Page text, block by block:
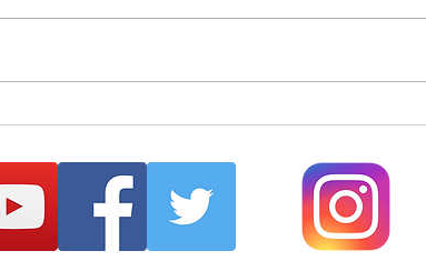
はじめてのまほらbo2026夏
【まほらboの催し/行事】